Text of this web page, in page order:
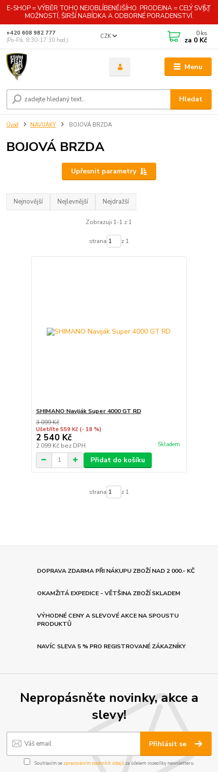
E-SHOP = VÝBĚR TOHO NEJOBLÍBENĚJŠÍHO. PRODEJNA = CELÝ SVĚT
MOŽNOSTÍ, ŠIRŠÍ NABÍDKA A ODBORNÉ PORADENSTVÍ.
Menu
CZK
Hledat
+420 608 982 777
(Po-Pá, 8:30-17:30 hod.)
0 ks
za 0 Kč
Úvod NAVIJÁKY BOJOVÁ BRZDA
BOJOVÁ BRZDA
Upřesnit parametry
Nejnovější Nejlevnější Nejdražší
Zobrazuji 1-1 z 1
strana z 1
SHIMANO Naviják Super 4000 GT RD
3 099 Kč
Ušetříte 559 Kč (- 18 %)
2 540 Kč
2 099 Kč bez DPH Skladem
Přidat do košíku
strana z 1
DOPRAVA ZDARMA PŘI NÁKUPU ZBOŽÍ NAD 2 000.- KČ
OKAMŽITÁ EXPEDICE - VĚTŠINA ZBOŽÍ SKLADEM
VÝHODNÉ CENY A SLEVOVÉ AKCE NA SPOUSTU
PRODUKTŮ
NAVÍC SLEVA 5 % PRO REGISTROVANÉ ZÁKAZNÍKY
Nepropásněte novinky, akce a
slevy!
Přihlásit se
Souhlasím se zpracováním osobních údajůza účelem rozesílky newsletteru.